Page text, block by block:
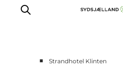
■ Strandhotel Klinten